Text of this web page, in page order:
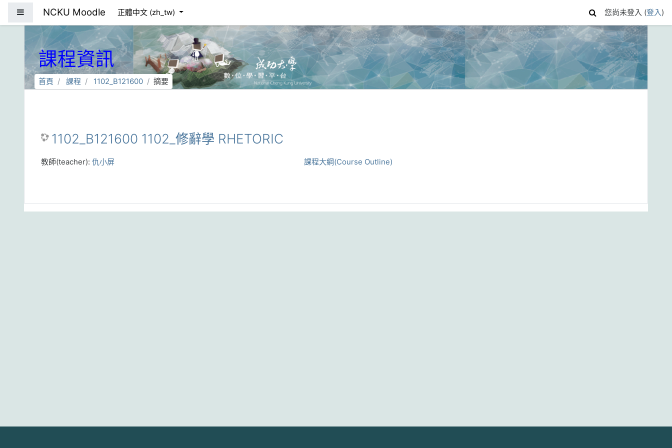
NCKU Moodle 正體中文 ‎(zh_tw)‎ 您尚未登入 (登入)
課程資訊
首頁 課程 1102_B121600 摘要
1102_B121600 1102_修辭學 RHETORIC
課程大綱(Course Outline)
教師(teacher): 仇小屏